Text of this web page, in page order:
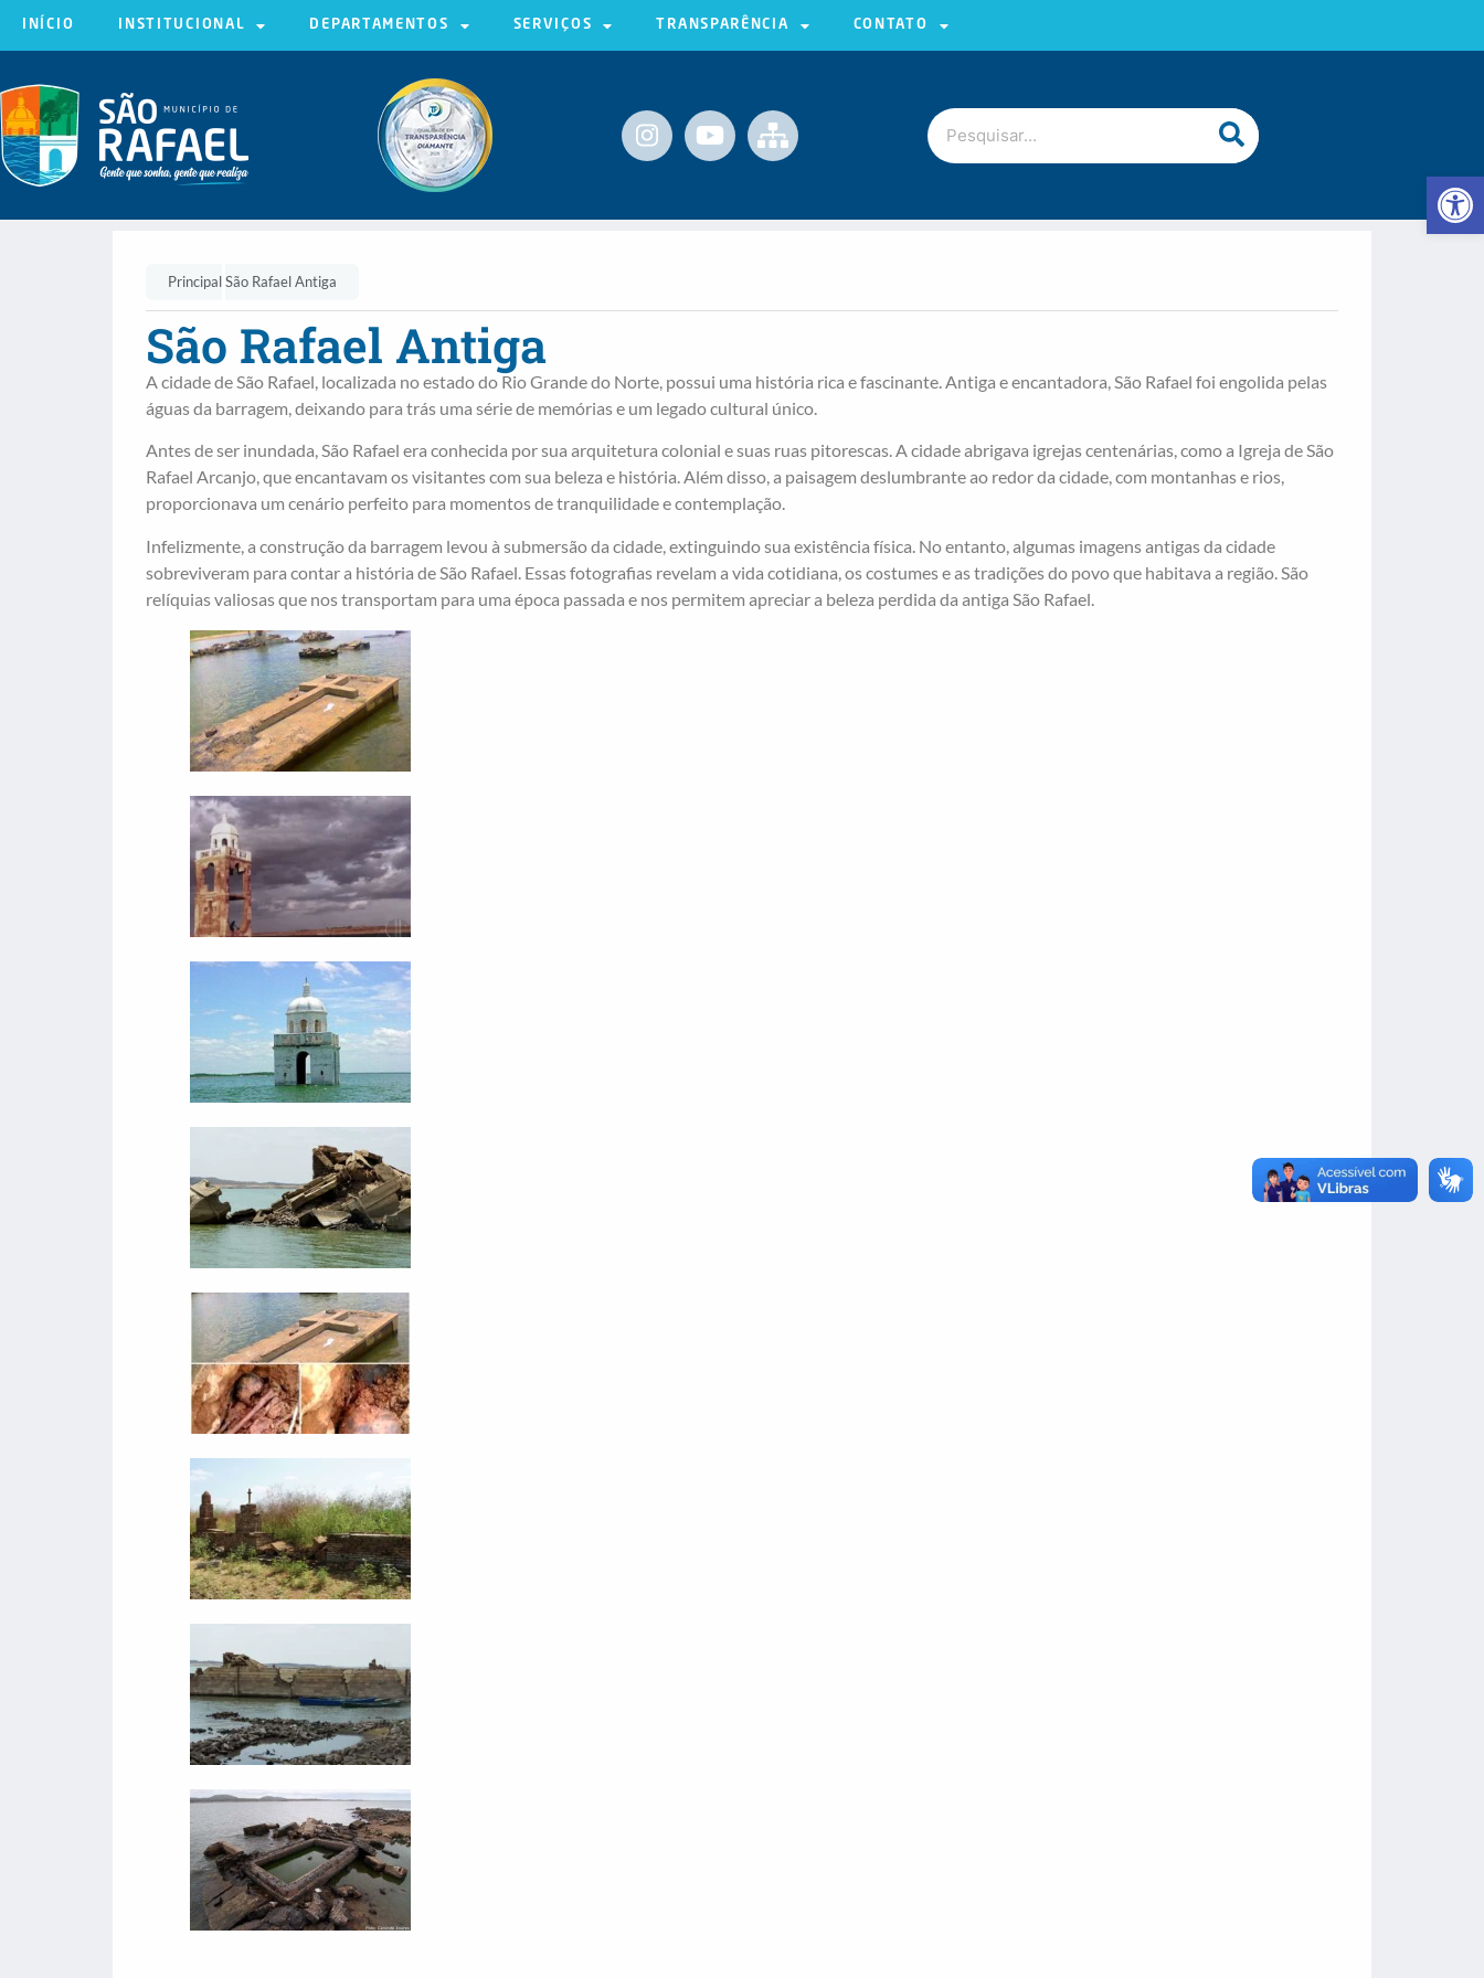
Abrir
INÍCIO INSTITUCIONAL DEPARTAMENTOS SERVIÇOS TRANSPARÊNCIA CONTATO
PrincipalSão Rafael Antiga
São Rafael Antiga
A cidade de São Rafael, localizada no estado do Rio Grande do Norte, possui uma história rica e fascinante. Antiga e encantadora, São Rafael foi engolida pelas
águas da barragem, deixando para trás uma série de memórias e um legado cultural único.
Antes de ser inundada, São Rafael era conhecida por sua arquitetura colonial e suas ruas pitorescas. A cidade abrigava igrejas centenárias, como a Igreja de São
Rafael Arcanjo, que encantavam os visitantes com sua beleza e história. Além disso, a paisagem deslumbrante ao redor da cidade, com montanhas e rios,
proporcionava um cenário perfeito para momentos de tranquilidade e contemplação.
Infelizmente, a construção da barragem levou à submersão da cidade, extinguindo sua existência física. No entanto, algumas imagens antigas da cidade
sobreviveram para contar a história de São Rafael. Essas fotografias revelam a vida cotidiana, os costumes e as tradições do povo que habitava a região. São
relíquias valiosas que nos transportam para uma época passada e nos permitem apreciar a beleza perdida da antiga São Rafael.